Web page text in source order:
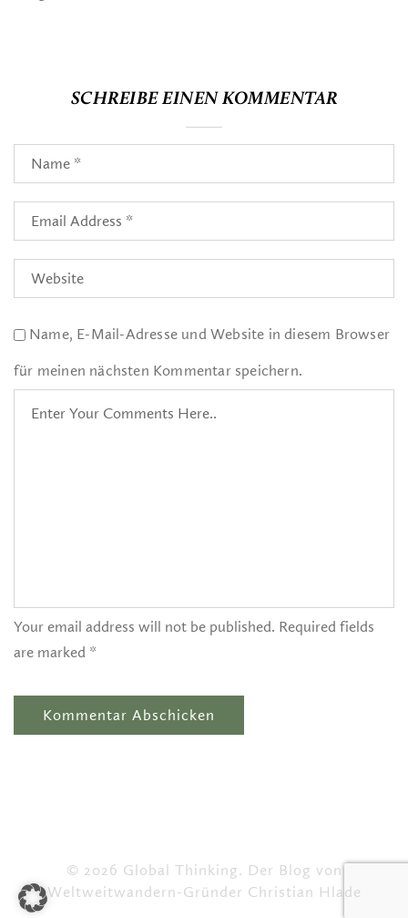
SCHREIBE EINEN KOMMENTAR
Name, E-Mail-Adresse und Website in diesem Browser
für meinen nächsten Kommentar speichern.
Your email address will not be published. Required fields
are marked *
© 2026 Global Thinking. Der Blog von
Weltweitwandern-Gründer Christian Hlade